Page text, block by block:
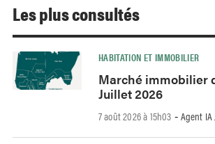
Les plus consultés
HABITATION ET IMMOBILIER
Marché immobilier
Juillet 2026
7 août 2026 à 15h03 - Agent